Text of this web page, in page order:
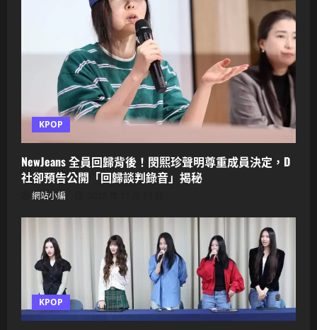
KPOP
NewJeans 全員回歸背後！閔熙珍聲明尊重成員決定，D
社卻預告公開「回歸談判錄音」揭秘
網站小編
KPOP